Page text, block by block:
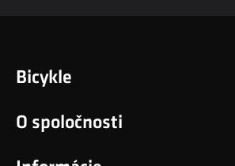
Bicykle
O spoločnosti